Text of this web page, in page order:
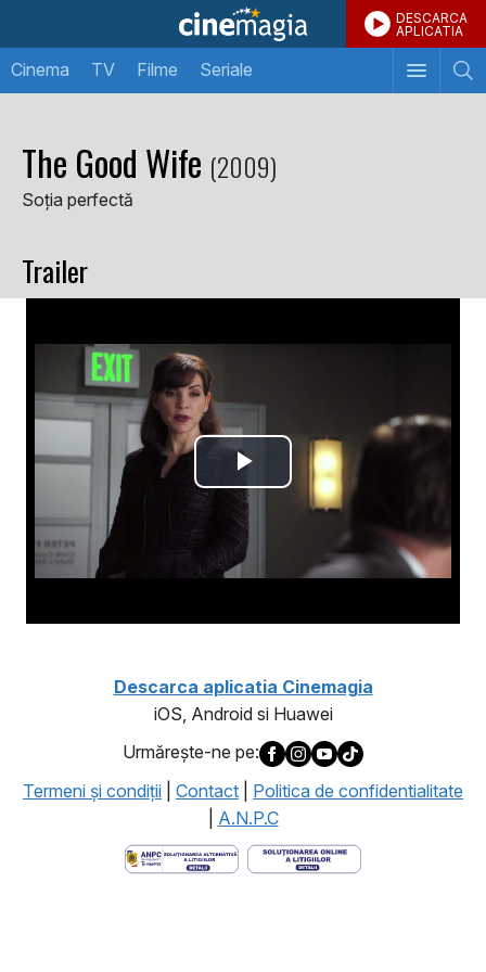
DESCARCA
APLICATIA
Cinema TV Filme Seriale
The Good Wife (2009)
Soția perfectă
Trailer
Descarca aplicatia Cinemagia
iOS, Android si Huawei
Urmăreşte-ne pe:
Termeni şi condiţii
Contact
Politica de confidentialitate
A.N.P.C